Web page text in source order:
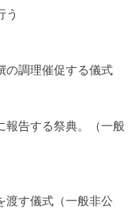
う
の調理催促する儀式
報告する祭典。（一般
渡す儀式（一般非公